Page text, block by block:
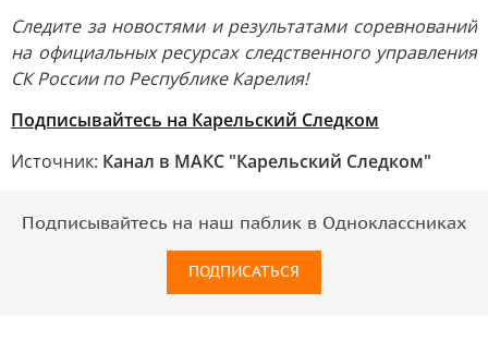
Следите за новостями и результатами соревнований
на официальных ресурсах следственного управления
СК России по Республике Карелия!
Подписывайтесь на Карельский Следком
Источник: Канал в МАКС "Карельский Следком"
Подписывайтесь на наш паблик в Одноклассниках
ПОДПИСАТЬСЯ